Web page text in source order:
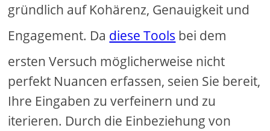
gründlich auf Kohärenz, Genauigkeit und
Engagement. Da diese Tools bei dem
ersten Versuch möglicherweise nicht
perfekt Nuancen erfassen, seien Sie bereit,
Ihre Eingaben zu verfeinern und zu
iterieren. Durch die Einbeziehung von